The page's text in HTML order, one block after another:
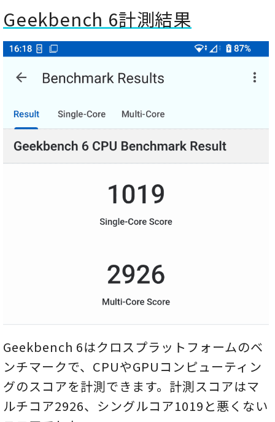
Geekbench 6計測結果
Geekbench 6はクロスプラットフォームのベ
ンチマークで、CPUやGPUコンピューティン
グのスコアを計測できます。計測スコアはマ
ルチコア2926、シングルコア1019と悪くない